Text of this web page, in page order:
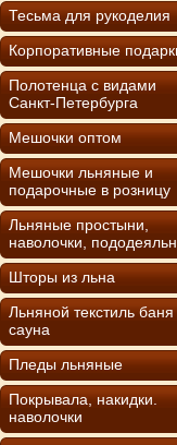
Тесьма для рукоделия
Корпоративные
Полотенца с видами
Санкт-Петербурга
Мешочки оптом
Мешочки льняные и
подарочные в розницу
Льняные простыни,
наволочки,
Шторы из льна
Льняной текстиль баня
сауна
Пледы льняные
Покрывала, накидки.
наволочки